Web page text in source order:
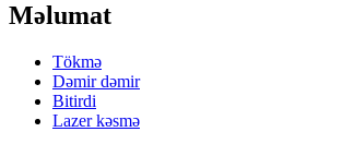
Məlumat
Tökmə
Dəmir dəmir
Bitirdi
Lazer kəsmə